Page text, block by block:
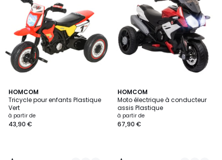
HOMCOM
Tricycle pour enfants Plastique
Vert
à partir de
43,90 €
4
/
5
2
Couleurs
HOMCOM
Moto électrique à conducteur
assis Plastique
à partir de
67,90 €
4
/
5
3
Couleurs